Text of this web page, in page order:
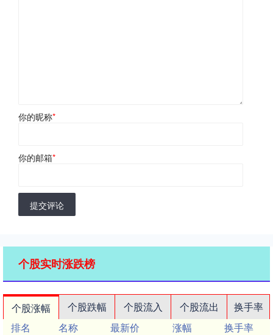
你的昵称*
你的邮箱*
提交评论
个股实时涨跌榜
个股涨幅 个股跌幅 个股流入 个股流出
换手率
排名
名称 最新价 涨幅
换手率